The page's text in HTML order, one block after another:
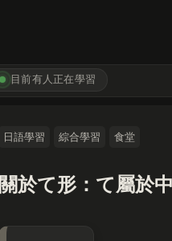
目前有人正在學習
日語學習 綜合學習 食堂
關於て形：て屬於